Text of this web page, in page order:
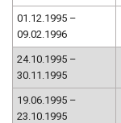
01.12.1995 –
09.02.1996
24.10.1995 –
30.11.1995
19.06.1995 –
23.10.1995